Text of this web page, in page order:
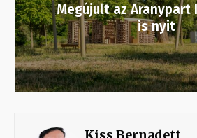
Megújult az Aranypart
is nyit